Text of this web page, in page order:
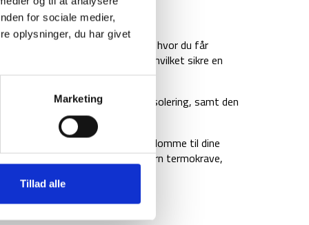
for sociale medier,
oplysninger, du har givet
Marketing
Tillad alle
BRAND FAQ
er en meget alsidig sovepose, hvor du får
sikre en tætsluttende pasform, hvilket sikre en
og plads.
at soveposen byder på en høj isolering, samt den
materiale.
heriblandt den integrerede inderlomme til dine
konturhætte, intern termokrave,